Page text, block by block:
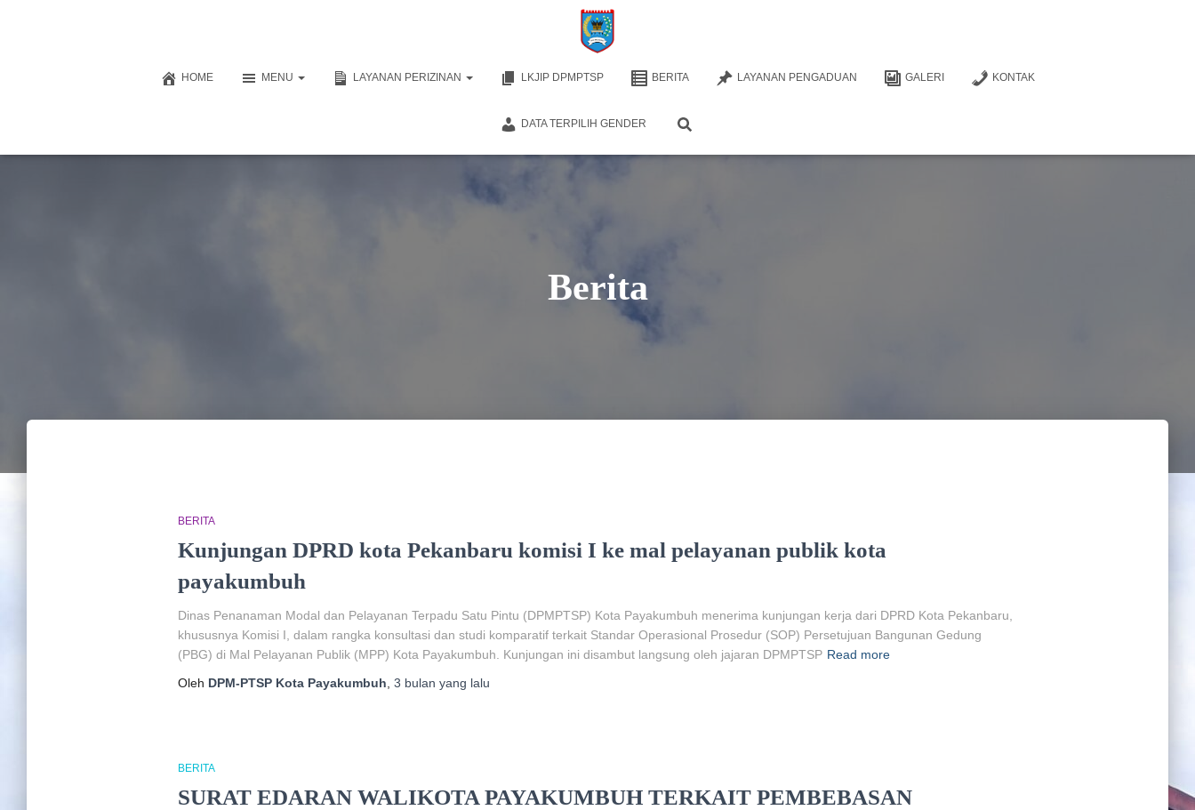
HOME MENU LAYANAN PERIZINAN LKJIP DPMPTSP BERITA LAYANAN PENGADUAN GALERI KONTAK
DATA TERPILIH GENDER
Berita
BERITA
Kunjungan DPRD kota Pekanbaru komisi I ke mal pelayanan publik kota
payakumbuh
Dinas Penanaman Modal dan Pelayanan Terpadu Satu Pintu (DPMPTSP) Kota Payakumbuh menerima kunjungan kerja dari DPRD Kota Pekanbaru,
khususnya Komisi I, dalam rangka konsultasi dan studi komparatif terkait Standar Operasional Prosedur (SOP) Persetujuan Bangunan Gedung
(PBG) di Mal Pelayanan Publik (MPP) Kota Payakumbuh. Kunjungan ini disambut langsung oleh jajaran DPMPTSP Read more
Oleh DPM-PTSP Kota Payakumbuh 3 bulan yang lalu
BERITA
SURAT EDARAN WALIKOTA PAYAKUMBUH TERKAIT PEMBEBASAN